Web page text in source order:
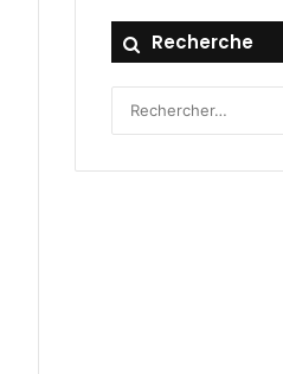
Recherche